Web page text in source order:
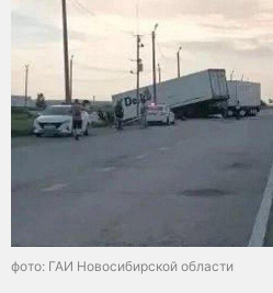
фото: ГАИ Новосибирской области